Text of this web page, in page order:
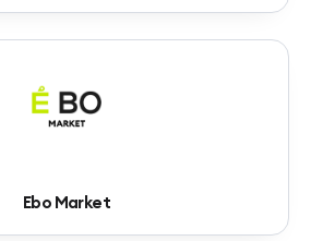
Ebo Market